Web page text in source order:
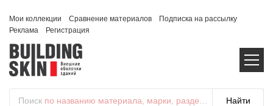
Мои коллекции Сравнение материалов
Подписка на рассылку
Реклама
Регистрация
Поиск по названию материала, марки, раздела...